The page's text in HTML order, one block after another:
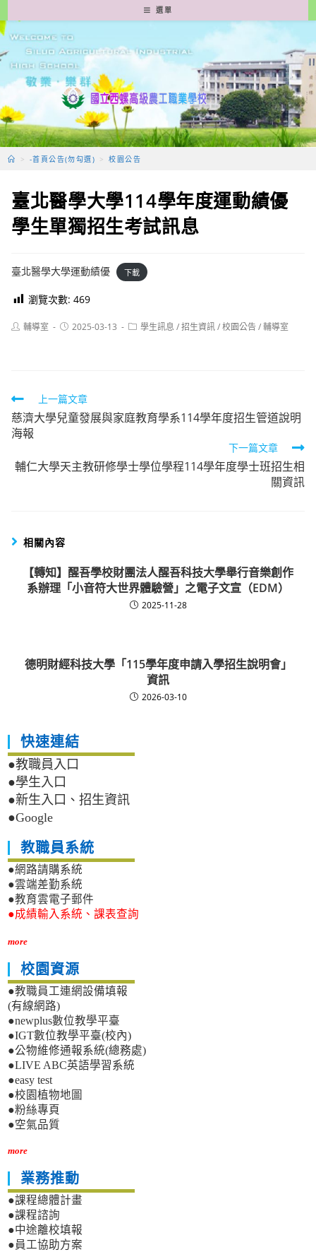
轉
至
要
容
選單
> -首頁公告(勿勾選) > 校園公告
臺北醫學大學114學年度運動績優
學生單獨招生考試訊息
臺北醫學大學運動績優 下載
瀏覽次數: 469
Post輔導室
Post2025-03-13
Post學生訊息 /招生資訊/校園公告/輔導室
Read
more
articles
上一篇文章
慈濟大學兒童發展與家庭教育學系114學年度招生管道說明
海報
下一篇文章
輔仁大學天主教研修學士學位學程114學年度學士班招生相
關資訊
相關內容
【轉知】醒吾學校財團法人醒吾科技大學舉行音樂創作
系辦理「小音符大世界體驗營」之電子文宣（EDM）
2025-11-28
德明財經科技大學「115學年度申請入學招生說明會」
資訊
2026-03-10
快速連結
●教職員入口
●學生入口
●新生入口、招生資訊
●Google
教職員系統
●網路請購系統
●雲端差勤系統
●教育雲電子郵件
●成績輸入系統、課表查詢
more
校園資源
●教職員工連網設備填報
(有線網路)
●newplus數位教學平臺
●IGT數位教學平臺(校內)
●公物維修通報系統(總務處)
●LIVE ABC英語學習系統
●easy test
●校園植物地圖
●粉絲專頁
●空氣品質
more
業務推動
●課程總體計畫
●課程諮詢
●中途離校填報
●員工協助方案